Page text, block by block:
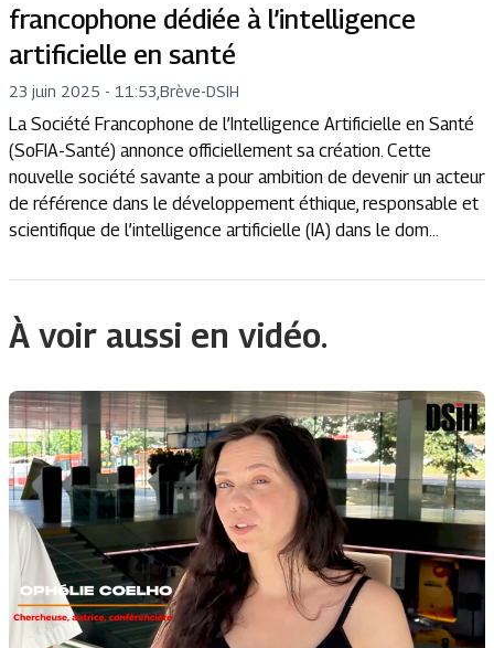
francophone dédiée à l’intelligence
artificielle en santé
23 juin 2025 - 11:53 Brève-DSIH
La Société Francophone de l’Intelligence Artificielle en Santé
(SoFIA-Santé) annonce officiellement sa création. Cette
nouvelle société savante a pour ambition de devenir un acteur
de référence dans le développement éthique, responsable et
scientifique de l’intelligence artificielle (IA) dans le dom...
À voir aussi en vidéo.